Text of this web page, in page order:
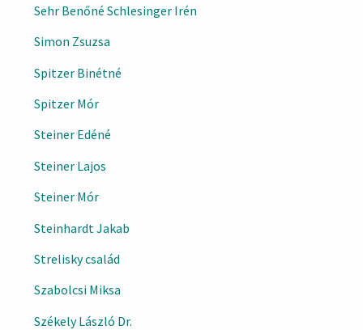
Sehr Benőné Schlesinger Irén
Simon Zsuzsa
Spitzer Binétné
Spitzer Mór
Steiner Edéné
Steiner Lajos
Steiner Mór
Steinhardt Jakab
Strelisky család
Szabolcsi Miksa
Székely László Dr.